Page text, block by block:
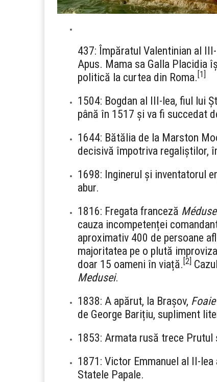
437: Împăratul Valentinian al
Apus. Mama sa Galla Placidia
politică la curtea din Roma. [1]
1504: Bogdan al III-lea, fiul lui
până în 1517 și va fi succedat
1644: Bătălia de la Marston
decisivă împotriva regaliștilor,
1698: Inginerul și inventatorul
abur.
1816: Fregata franceză Méduse
cauza incompetenței
aproximativ 400 de persoane
majoritatea pe o plută
doar 15 oameni în viață. [2]
Medusei.
1838: A apărut, la Brașov,
de George Barițiu, supliment
1853: Armata rusă trece Prutul
1871: Victor Emmanuel al II-
Statele Papale.